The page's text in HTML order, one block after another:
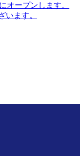
オープンします。
ます。